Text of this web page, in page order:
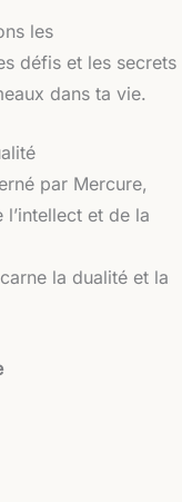
les
défis et les secrets
dans ta vie.
par Mercure,
et de la
la dualité et la